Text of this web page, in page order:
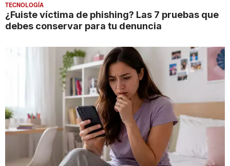
TECNOLOGÍA
¿Fuiste víctima de phishing? Las 7 pruebas que
debes conservar para tu denuncia